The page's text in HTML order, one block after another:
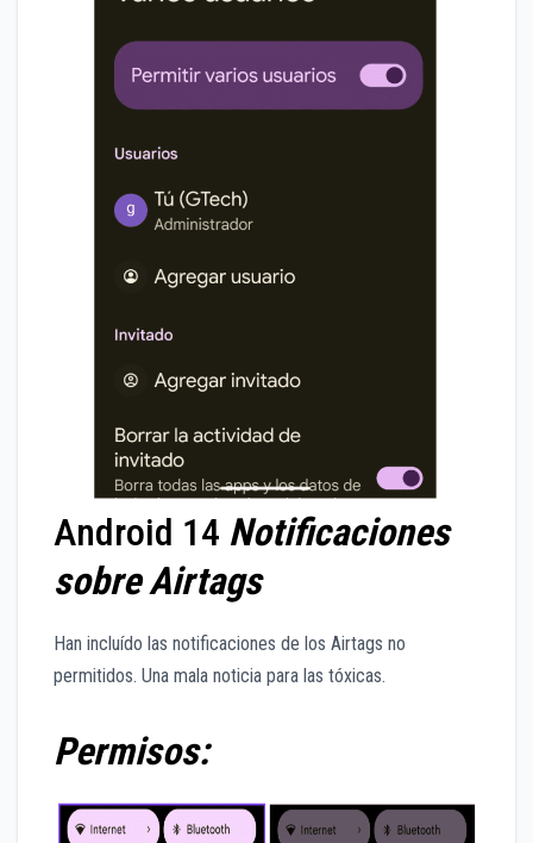
Android 14 Notificaciones
sobre Airtags
Han incluído las notificaciones de los Airtags no
permitidos. Una mala noticia para las tóxicas.
Permisos: